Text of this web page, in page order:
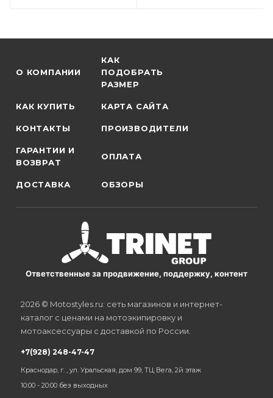
О КОМПАНИИ
КАК
ПОДОБРАТЬ
РАЗМЕР
КАК КУПИТЬ КАРТА САЙТА
КОНТАКТЫ ПРОИЗВОДИТЕЛИ
ГАРАНТИИ И
ВОЗВРАТ
ОПЛАТА
ДОСТАВКА ОБЗОРЫ
Ответственные за продвижение, поддержку, контент
2026 © Motostyles.ru: сеть магазинов и интернет-
каталог с ценами на мотоэкипировку и
мотоаксессуары с доставкой по России.
+7(928) 248-47-47
Краснодар, г. , ул. Уральская, дом 99, ТЦ Вега, 2й этаж
10:00 - 20:00 без выходных